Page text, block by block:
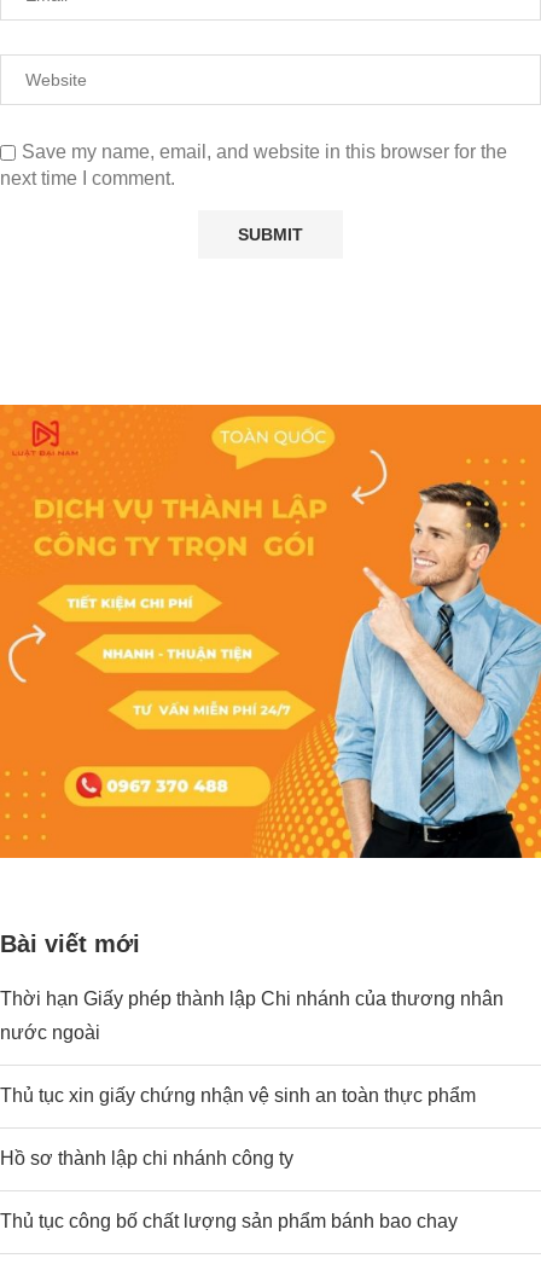
Save my name, email, and website in this browser for the
next time I comment.
Bài viết mới
Thời hạn Giấy phép thành lập Chi nhánh của thương nhân
nước ngoài
Thủ tục xin giấy chứng nhận vệ sinh an toàn thực phẩm
Hồ sơ thành lập chi nhánh công ty
Thủ tục công bố chất lượng sản phẩm bánh bao chay